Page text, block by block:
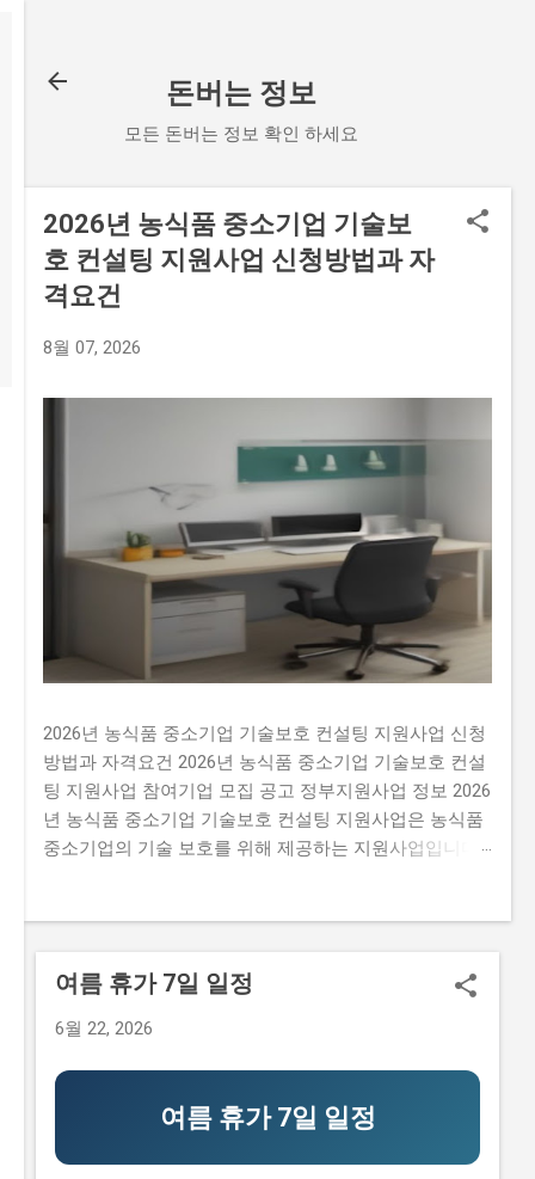
돈버는 정보
모든 돈버는 정보 확인 하세요
2026년 농식품 중소기업 기술보
호 컨설팅 지원사업 신청방법과 자
격요건
8월 07, 2026
2026년 농식품 중소기업 기술보호 컨설팅 지원사업 신청
방법과 자격요건 2026년 농식품 중소기업 기술보호 컨설
팅 지원사업 참여기업 모집 공고 정부지원사업 정보 2026
년 농식품 중소기업 기술보호 컨설팅 지원사업은 농식품
중소기업의 기술 보호를 위해 제공하는 지원사업입니다.
한 비용을 지원받을 수 있는 기회입니다. 많은 사람이 이
지원사업에 신청하지 않는 이유는 신청 과정이 복잡하고
신청하기가 쉽지 않습니다. 실제로 탈락하는 이유 중 하나
는 자격 요건을 잘 이해하지 못해서 입니다. 하지만, 이 글
을 읽으면 이러한 문제를 해결할 수 있습니다. 이 글에서
는 2026년 농식품 중소기업 기술보호 컨설팅 지원사업의
여름 휴가 7일 일정
6월 22, 2026
여름 휴가 7일 일정